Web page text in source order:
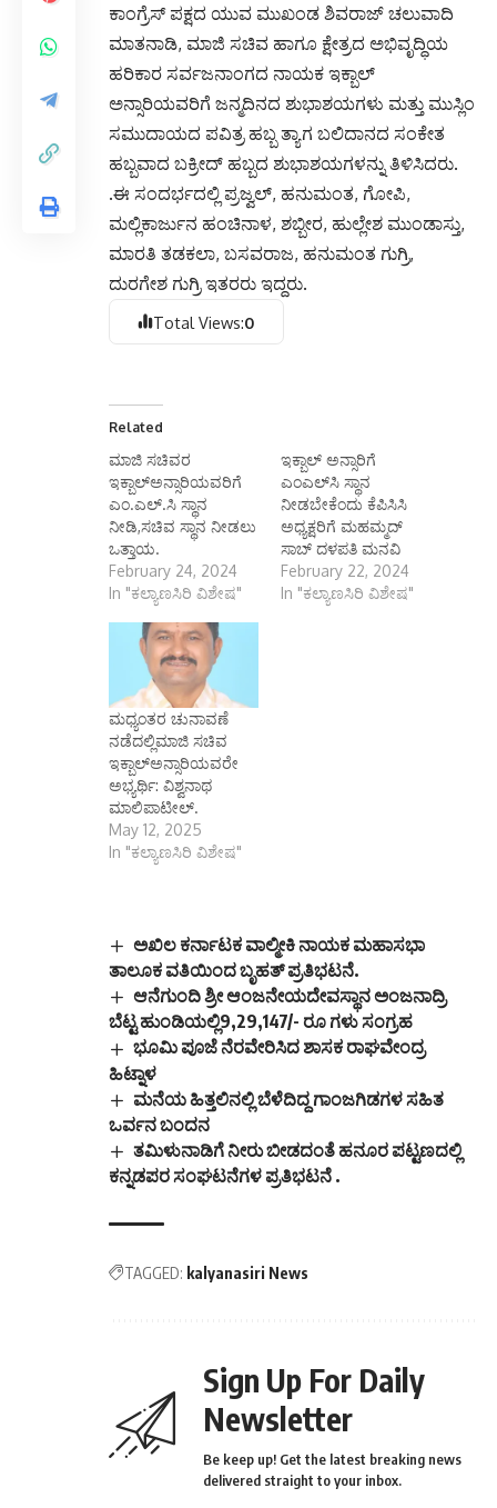
ಕಾಂಗ್ರೆಸ್ ಪಕ್ಷದ ಯುವ ಮುಖಂಡ ಶಿವರಾಜ್ ಚಲುವಾದಿ
ಮಾತನಾಡಿ, ಮಾಜಿ ಸಚಿವ ಹಾಗೂ ಕ್ಷೇತ್ರದ ಅಭಿವೃದ್ಧಿಯ
ಹರಿಕಾರ ಸರ್ವಜನಾಂಗದ ನಾಯಕ ಇಕ್ಬಾಲ್
ಅನ್ಸಾರಿಯವರಿಗೆ ಜನ್ಮದಿನದ ಶುಭಾಶಯಗಳು ಮತ್ತು ಮುಸ್ಲಿಂ
ಸಮುದಾಯದ ಪವಿತ್ರ ಹಬ್ಬ ತ್ಯಾಗ ಬಲಿದಾನದ ಸಂಕೇತ
ಹಬ್ಬವಾದ ಬಕ್ರೀದ್ ಹಬ್ಬದ ಶುಭಾಶಯಗಳನ್ನು ತಿಳಿಸಿದರು.
.ಈ ಸಂದರ್ಭದಲ್ಲಿ ಪ್ರಜ್ವಲ್, ಹನುಮಂತ, ಗೋಪಿ,
ಮಲ್ಲಿಕಾರ್ಜುನ ಹಂಚಿನಾಳ, ಶಬ್ಬೀರ, ಹುಲ್ಲೇಶ ಮುಂಡಾಸ್ತು,
ಮಾರತಿ ತಡಕಲಾ, ಬಸವರಾಜ, ಹನುಮಂತ ಗುಗ್ರಿ,
ದುರಗೇಶ ಗುಗ್ರಿ ಇತರರು ಇದ್ದರು.
Total Views:0
Related
ಮಾಜಿ ಸಚಿವರ
ಇಕ್ಬಾಲ್ಅನ್ಸಾರಿಯವರಿಗೆ
ಎಂ.ಎಲ್.ಸಿ ಸ್ಥಾನ
ನೀಡಿ,ಸಚಿವ ಸ್ಥಾನ ನೀಡಲು
ಒತ್ತಾಯ.
February 24, 2024
In "ಕಲ್ಯಾಣಸಿರಿ ವಿಶೇಷ"
ಇಕ್ಬಾಲ್ ಅನ್ಸಾರಿಗೆ
ಎಂಎಲ್‍ಸಿ ಸ್ಥಾನ
ನೀಡಬೇಕೆಂದು ಕೆಪಿಸಿಸಿ
ಅಧ್ಯಕ್ಷರಿಗೆ ಮಹಮ್ಮದ್
ಸಾಬ್ ದಳಪತಿ ಮನವಿ
February 22, 2024
In "ಕಲ್ಯಾಣಸಿರಿ ವಿಶೇಷ"
ಮಧ್ಯಂತರ ಚುನಾವಣೆ
ನಡೆದಲ್ಲಿಮಾಜಿ ಸಚಿವ
ಇಕ್ಬಾಲ್ಅನ್ಸಾರಿಯವರೇ
ಅಭ್ಯರ್ಥಿ: ವಿಶ್ವನಾಥ
ಮಾಲಿಪಾಟೀಲ್.
May 12, 2025
In "ಕಲ್ಯಾಣಸಿರಿ ವಿಶೇಷ"
ಅಖಿಲ ಕರ್ನಾಟಕ ವಾಲ್ಮೀಕಿ ನಾಯಕ ಮಹಾಸಭಾ
ತಾಲೂಕ ವತಿಯಿಂದ ಬೃಹತ್ ಪ್ರತಿಭಟನೆ.
ಆನೆಗುಂದಿ ಶ್ರೀ ಆಂಜನೇಯದೇವಸ್ಥಾನ ಅಂಜನಾದ್ರಿ
ಬೆಟ್ಟ ಹುಂಡಿಯಲ್ಲಿ9,29,147/- ರೂ ಗಳು ಸಂಗ್ರಹ
ಭೂಮಿ ಪೂಜೆ ನೆರವೇರಿಸಿದ ಶಾಸಕ ರಾಘವೇಂದ್ರ
ಹಿಟ್ನಾಳ
ಮನೆಯ ಹಿತ್ತಲಿನಲ್ಲಿ ಬೆಳೆದಿದ್ದ ಗಾಂಜಗಿಡಗಳ ಸಹಿತ
ಒರ್ವನ ಬಂದನ
ತಮಿಳುನಾಡಿಗೆ ನೀರು ಬೀಡದಂತೆ ಹನೂರ ಪಟ್ಟಣದಲ್ಲಿ
ಕನ್ನಡಪರ ಸಂಘಟನೆಗಳ ಪ್ರತಿಭಟನೆ .
TAGGED: kalyanasiri News
Sign Up For Daily
Newsletter
Be keep up! Get the latest breaking news
delivered straight to your inbox.